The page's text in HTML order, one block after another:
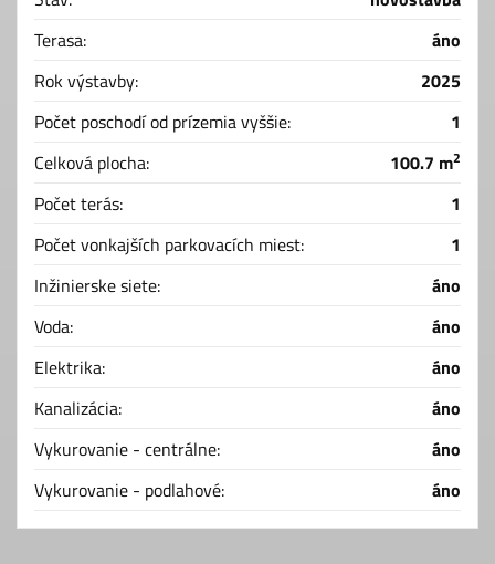
Terasa:
áno
Rok výstavby:
2025
Počet poschodí od prízemia vyššie:
1
Celková plocha:
100.7 m2
Počet terás:
1
Počet vonkajších parkovacích miest:
1
Inžinierske siete:
áno
Voda:
áno
Elektrika:
áno
Kanalizácia:
áno
Vykurovanie - centrálne:
áno
Vykurovanie - podlahové:
áno